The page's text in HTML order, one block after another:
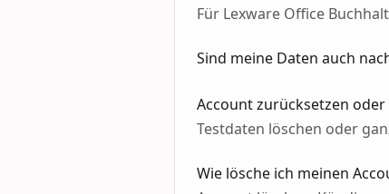
Für Lexware Office
Sind meine Daten auch
Account zurücksetzen
Testdaten löschen oder
Wie lösche ich meinen